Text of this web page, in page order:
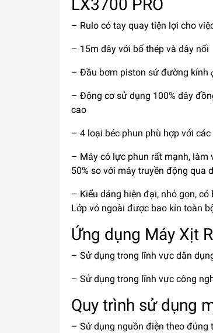
LX3700 PRO
– Rulo có tay quay tiện lợi cho
– 15m dây với bố thép và dây nối
– Đầu bơm piston sứ đường kính
– Động cơ sử dụng 100% dây
cao
– 4 loại béc phun phù hợp với
– Máy có lực phun rất mạnh, làm
50% so với máy truyền động qua
– Kiểu dáng hiện đại, nhỏ gọn,
Lớp vỏ ngoài được bao kín toàn
Ứng dụng Máy Xịt
– Sử dụng trong lĩnh vực dân
– Sử dụng trong lĩnh vực công
Quy trình sử dụng
– Sử dụng nguồn điện theo đúng